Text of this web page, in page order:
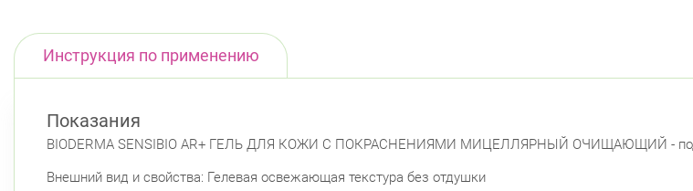
Инструкция по применению
Показания
BIODERMA SENSIBIO AR+ ГЕЛЬ ДЛЯ КОЖИ С ПОКРАСНЕНИЯМИ МИЦЕЛЛЯРНЫЙ ОЧИЩАЮЩИЙ -
Внешний вид и свойства: Гелевая освежающая текстура без отдушки